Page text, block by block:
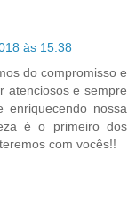
às 15:38
do compromisso e
atenciosos e sempre
enriquecendo nossa
é o primeiro dos
com vocês!!